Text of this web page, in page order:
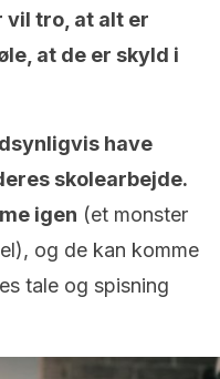
vil tro, at alt er
at de er skyld i
have
skolearbejde.
igen (et monster
og de kan komme
tale og spisning